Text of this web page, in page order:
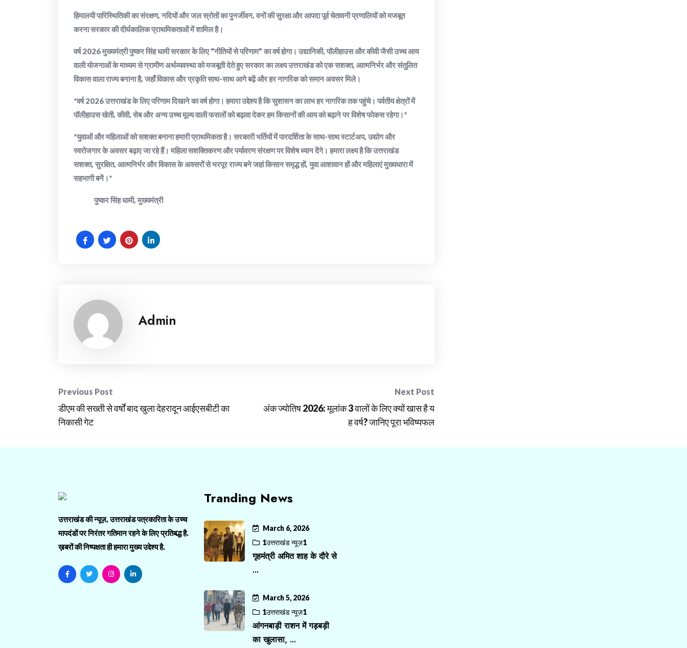
हिमालयी पारिस्थितिकी का संरक्षण, नदियों और जल स्रोतों का पुनर्जीवन, वनों की सुरक्षा और आपदा पूर्व चेतावनी प्रणालियों को मजबूत
करना सरकार की दीर्घकालिक प्राथमिकताओं में शामिल है।
वर्ष 2026 मुख्यमंत्री पुष्कर सिंह धामी सरकार के लिए “नीतियों से परिणाम” का वर्ष होगा। उद्यानिकी, पॉलीहाउस और कीवी जैसी उच्च आय
वाली योजनाओं के माध्यम से ग्रामीण अर्थव्यवस्था को मजबूती देते हुए सरकार का लक्ष्य उत्तराखंड को एक सशक्त, आत्मनिर्भर और संतुलित
विकास वाला राज्य बनाना है, जहाँ विकास और प्रकृति साथ-साथ आगे बढ़ें और हर नागरिक को समान अवसर मिले।
*वर्ष 2026 उत्तराखंड के लिए परिणाम दिखाने का वर्ष होगा। हमारा उद्देश्य है कि सुशासन का लाभ हर नागरिक तक पहुंचे। पर्वतीय क्षेत्रों में
पॉलीहाउस खेती, कीवी, सेब और अन्य उच्च मूल्य वाली फसलों को बढ़ावा देकर हम किसानों की आय को बढ़ाने पर विशेष फोकस रहेगा।*
*युवाओं और महिलाओं को सशक्त बनाना हमारी प्राथमिकता है। सरकारी भर्तियों में पारदर्शिता के साथ-साथ स्टार्टअप, उद्योग और
स्वरोजगार के अवसर बढ़ाए जा रहे हैं। महिला सशक्तिकरण और पर्यावरण संरक्षण पर विशेष ध्यान देंगे। हमारा लक्ष्य है कि उत्तराखंड
सशक्त, सुरक्षित, आत्मनिर्भर और विकास के अवसरों से भरपूर राज्य बने जहां किसान समृद्ध हों, युवा आशावान हों और महिलाएं मुख्यधारा में
सहभागी बनें।*
पुष्कर सिंह धामी, मुख्यमंत्री
Admin
Post
navigation
Previous Post
डीएम की सख्ती से वर्षों बाद खुला देहरादून आईएसबीटी का
निकासी गेट
Next Post
अंक ज्योतिष 2026: मूलांक 3 वालों के लिए क्यों खास है य
ह वर्ष? जानिए पूरा भविष्यफल
उत्तराखंड की न्यूज़, उत्तराखंड पत्रकारिता के उच्च
मापदंडों पर निरंतर गतिमान रहने के लिए प्रतिबद्ध है.
ख़बरों की निष्पक्षता ही हमारा मुख्य उद्देश्य है.
Tranding News
March 6, 2026
1उत्तराखंड न्यूज़1
गृहमंत्री अमित शाह के दौरे से
...
March 5, 2026
1उत्तराखंड न्यूज़1
आंगनबाड़ी राशन में गड़बड़ी
का खुलासा, ...